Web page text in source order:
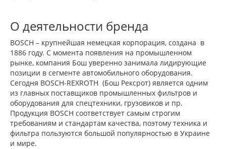
О деятельности бренда
BOSCH – крупнейшая немецкая корпорация, создана в
1886 году. С момента появления на промышленном
рынке, компания Бош уверенно занимала лидирующие
позиции в сегменте автомобильного оборудования.
Сегодня BOSCH-REXROTH (Бош Рексрот) является одним
из главных поставщиков промышленных фильтров и
оборудования для спецтехники, грузовиков и пр.
Продукция BOSCH соответствует самым строгим
требованиям и стандартам качества, поэтому техника и
фильтра пользуются большой популярностью в Украине
и мире.